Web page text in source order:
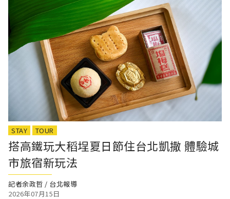
STAY TOUR
搭高鐵玩大稻埕夏日節住台北凱撒 體驗城
市旅宿新玩法
記者余政哲 / 台北報導
2026年07月15日